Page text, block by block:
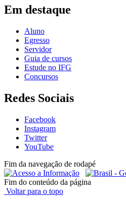
Em destaque
Aluno
Egresso
Servidor
Guia de cursos
Estude no IFG
Concursos
Redes Sociais
Facebook
Instagram
Twitter
YouTube
Fim da navegação de rodapé
Fim do conteúdo da página
Voltar para o topo